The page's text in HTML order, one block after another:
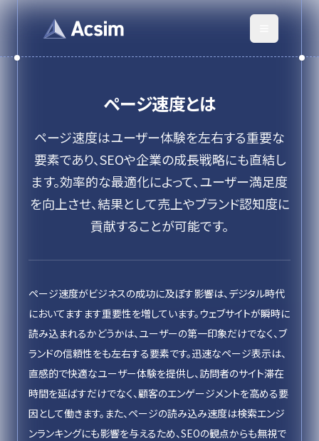
ページ速度とは
ページ速度はユーザー体験を左右する重要な
要素であり、SEOや企業の成長戦略にも直結し
ます。効率的な最適化によって、ユーザー満足度
を向上させ、結果として売上やブランド認知度に
貢献することが可能です。
ページ速度がビジネスの成功に及ぼす影響は、デジタル時代
においてますます重要性を増しています。ウェブサイトが瞬時に
読み込まれるかどうかは、ユーザーの第一印象だけでなく、ブ
ランドの信頼性をも左右する要素です。迅速なページ表示は、
直感的で快適なユーザー体験を提供し、訪問者のサイト滞在
時間を延ばすだけでなく、顧客のエンゲージメントを高める要
因として働きます。また、ページの読み込み速度は検索エンジ
ンランキングにも影響を与えるため、SEOの観点からも無視で